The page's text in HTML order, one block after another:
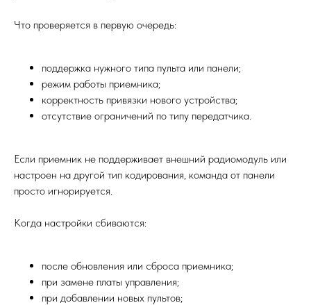
Что проверяется в первую очередь:
поддержка нужного типа пульта или панели;
режим работы приемника;
корректность привязки нового устройства;
отсутствие ограничений по типу передатчика.
Если приемник не поддерживает внешний радиомодуль или
настроен на другой тип кодирования, команда от панели
просто игнорируется.
Когда настройки сбиваются:
после обновления или сброса приемника;
при замене платы управления;
при добавлении новых пультов;